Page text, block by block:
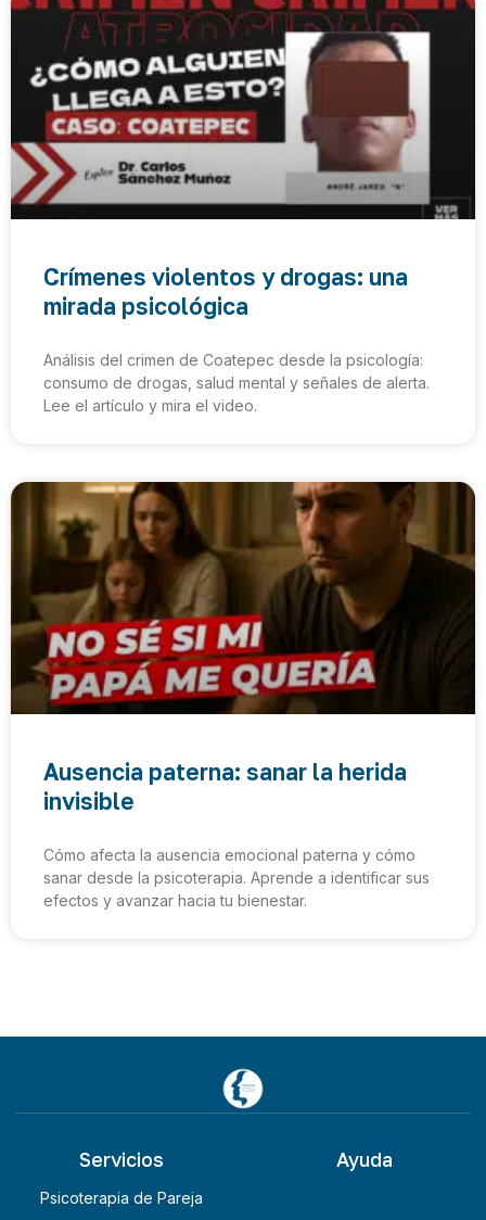
Crímenes violentos y drogas: una
mirada psicológica
Análisis del crimen de Coatepec desde la psicología:
consumo de drogas, salud mental y señales de alerta.
Lee el artículo y mira el video.
Ausencia paterna: sanar la herida
invisible
Cómo afecta la ausencia emocional paterna y cómo
sanar desde la psicoterapia. Aprende a identificar sus
efectos y avanzar hacia tu bienestar.
Servicios
Psicoterapia de Pareja
Ayuda